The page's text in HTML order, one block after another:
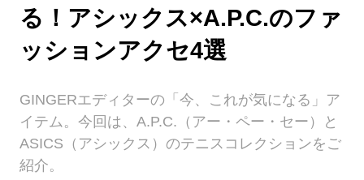
る！アシックス×A.P.C.のファ
ッションアクセ4選
GINGERエディターの「今、これが気になる」ア
イテム。今回は、A.P.C.（アー・ペー・セー）と
ASICS（アシックス）のテニスコレクションをご
紹介。